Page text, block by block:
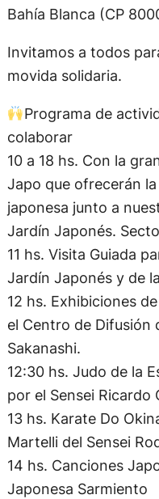
Bahía Blanca (CP
Invitamos a todos
movida solidaria.
Programa de
colaborar
10 a 18 hs. Con la
Japo que ofrecerán
japonesa junto a
Jardín Japonés.
11 hs. Visita Guiada
Jardín Japonés y de
12 hs. Exhibiciones
el Centro de Difusión
Sakanashi.
12:30 hs. Judo de la
por el Sensei Ricardo
13 hs. Karate Do
Martelli del Sensei
14 hs. Canciones
Japonesa Sarmiento